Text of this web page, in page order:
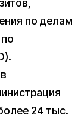
по делам
24 тыс.